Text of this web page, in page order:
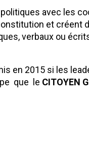
avec les
et créent
verbaux ou
en 2015 si les
que le CITOYEN
Dr